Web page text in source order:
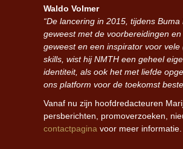
Waldo Volmer
“De lancering in 2015, tijdens
geweest met de voorbereidingen
geweest en een inspirator voor
skills, wist hij NMTH een geheel
identiteit, als ook het met liefde
ons platform voor de toekomst
Vanaf nu zijn hoofdredacteuren
persberichten, promoverzoeken,
contactpagina voor meer informatie.